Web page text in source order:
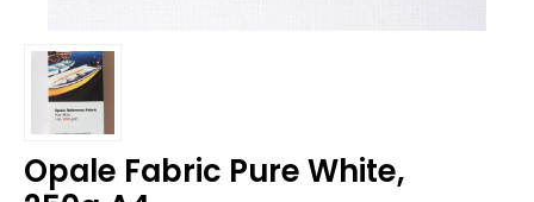
Opale Fabric Pure White,